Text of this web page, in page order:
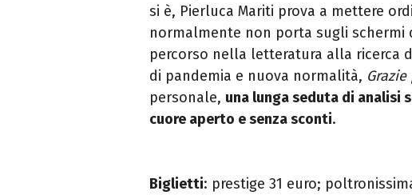
si è, Pierluca Mariti prova a mettere
normalmente non porta sugli schermi
percorso nella letteratura alla ricerca
di pandemia e nuova normalità,
personale, una lunga seduta di analisi
cuore aperto e senza sconti.
Biglietti: prestige 31 euro;